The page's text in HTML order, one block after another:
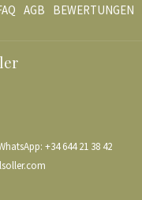
AGB BEWERTUNGEN
+34 644 21 38 42